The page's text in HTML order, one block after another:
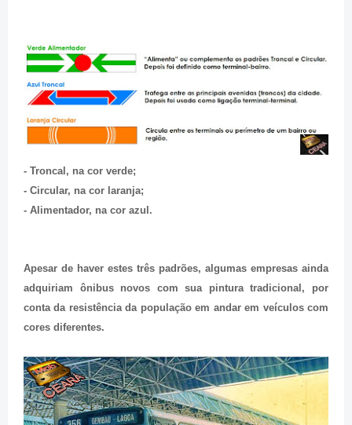
- Troncal, na cor verde;
- Circular, na cor laranja;
- Alimentador, na cor azul.
Apesar de haver estes três padrões, algumas empresas ainda
adquiriam ônibus novos com sua pintura tradicional, por
conta da resistência da população em andar em veículos com
cores diferentes.